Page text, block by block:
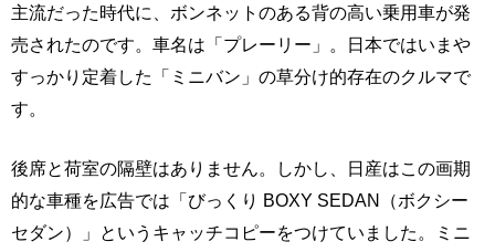
主流だった時代に、ボンネットのある背の高い乗用車が発
売されたのです。車名は「プレーリー」。日本ではいまや
すっかり定着した「ミニバン」の草分け的存在のクルマで
す。
後席と荷室の隔壁はありません。しかし、日産はこの画期
的な車種を広告では「びっくり BOXY SEDAN（ボクシー
セダン）」というキャッチコピーをつけていました。ミニ